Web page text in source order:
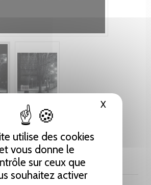
utilise des cookies
vous donne le
sur ceux que
souhaitez activer
XMasquer
STÉPHANIE - LEDERMANN FRANÇOIS